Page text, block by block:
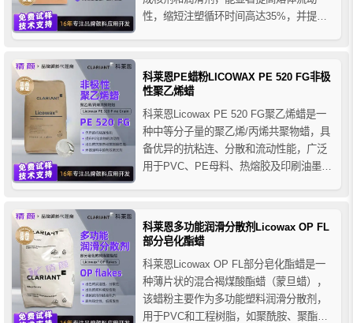
性，缩短注塑循环时间高达35%，并提供
和拉伸性能，是工程塑料加工的理想选
择。
科莱恩PE蜡粉LICOWAX PE 520 FG非极
性聚乙烯蜡
科莱恩Licowax PE 520 FG聚乙烯蜡是一
种中等分子量的聚乙烯/丙烯共聚物蜡，具
备优异的抗粘连、分散和流动性能，广泛
用于PVC、PE母料、热熔胶及印刷油墨等
剂和分散剂。同时，Licowax PE 520FG蜡
粉还可作为木器涂料中的消光剂，...
科莱恩多功能润滑分散剂Licowax OP FL
部分皂化酯蜡
科莱恩Licowax OP FL部分皂化酯蜡是一
种薄片状的混合褐煤酸酯蜡（蒙旦蜡），
该蜡粉主要作为多功能塑料润滑分散剂，
用于PVC和工程树脂，如聚酰胺、聚酯及